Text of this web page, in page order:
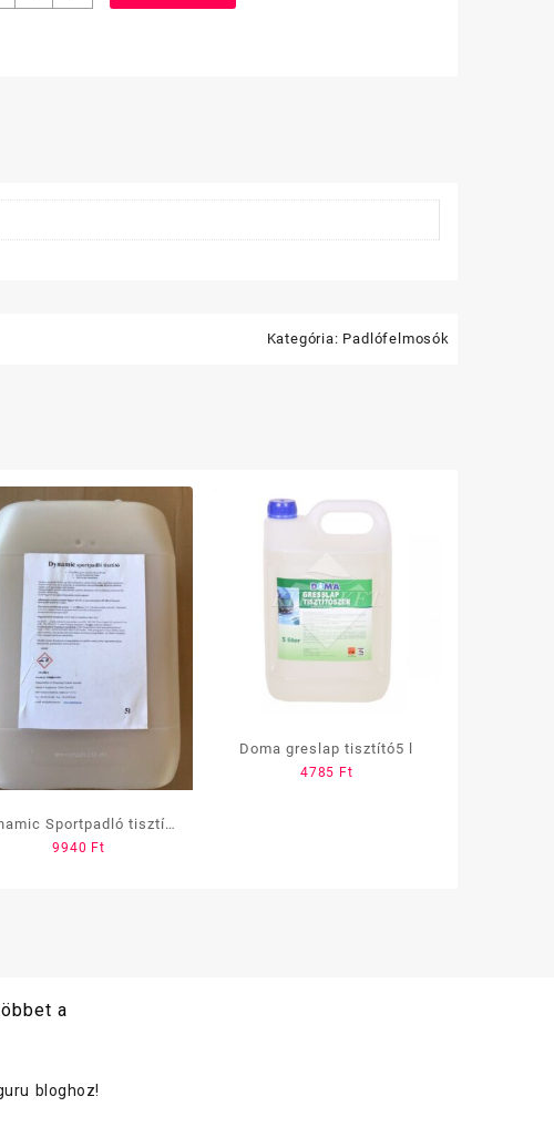
Kategória: Padlófelmosók
Sportpadló tisztító
5l
9940 Ft
Doma greslap tisztító5 l
4785 Ft
a
bloghoz!